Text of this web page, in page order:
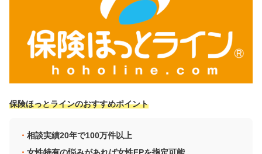
保険ほっとラインのおすすめポイント
相談実績20年で100万件以上